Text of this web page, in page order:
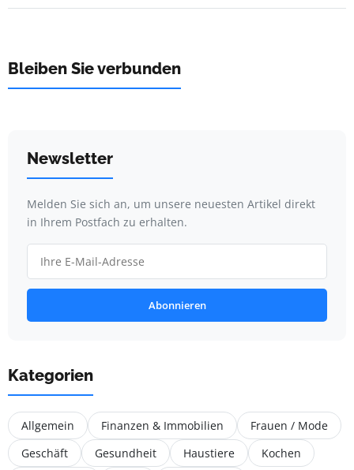
Bleiben Sie verbunden
Newsletter
Melden Sie sich an, um unsere neuesten Artikel direkt
in Ihrem Postfach zu erhalten.
Abonnieren
Kategorien
Allgemein Finanzen & Immobilien
Frauen / Mode
Geschäft
Gesundheit Haustiere
Kochen